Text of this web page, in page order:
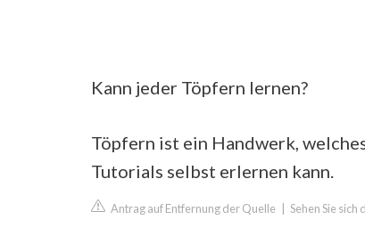
Kann jeder Töpfern lernen?
Töpfern ist ein Handwerk,
Tutorials selbst erlernen kann.
Antrag auf Entfernung der Quelle Sehen Sie